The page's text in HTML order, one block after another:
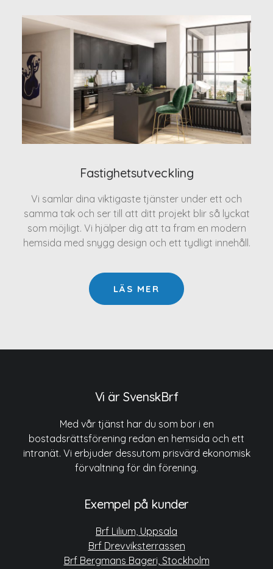
Fastighetsutveckling
Vi samlar dina viktigaste tjänster under ett och
samma tak och ser till att ditt projekt blir så lyckat
som möjligt. Vi hjälper dig att ta fram en modern
hemsida med snygg design och ett tydligt innehåll.
LÄS MER
Vi är SvenskBrf
Med vår tjänst har du som bor i en
bostadsrättsförening redan en hemsida och ett
intranät. Vi erbjuder dessutom prisvärd ekonomisk
förvaltning för din förening.
Exempel på kunder
Brf Lilium, Uppsala
Brf Drevviksterrassen
Brf Bergmans Bageri, Stockholm